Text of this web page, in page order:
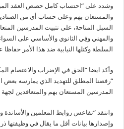
وشدد على “احتساب كامل حصص العقد
والمستعان بهم وعلى حساب أي من
السبل المتاحة، على تثبيت المدرسين
والمهني وفِي الثانوي والأساسي على
السلطة وكتلها النيابية ضد هذا الأمر
وأكد ايضا “الحق في الإضراب والاعتصام
“رفضنا المطلق للتهديد الذي يمارسه بعض
المدرسين المستعان بهم والمتعاقدين
وانتقد “تقاعس روابط المعلمين والأساتذة
وإصدارها بيانات أقل ما يقال في وظيفتها